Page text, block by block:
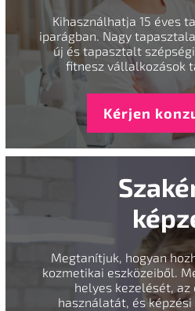
Kihasználhatja 15 éves
iparágban. Nagy
új és tapasztalt
fitnesz vállalkozások
Kérjen
Megtanítjuk, hogyan
kozmetikai eszközeiből.
helyes kezelését, az
használatát, és